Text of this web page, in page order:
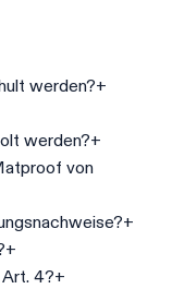
werden?+
werden?+
von
+
+
4?+